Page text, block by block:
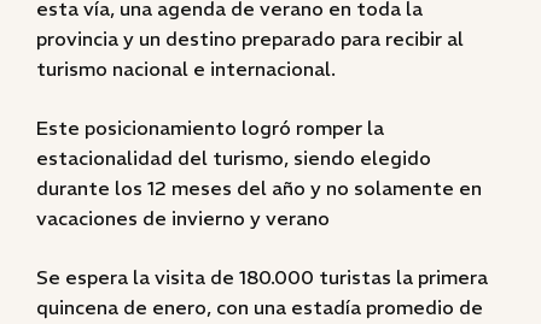
esta vía, una agenda de verano en toda la
provincia y un destino preparado para recibir al
turismo nacional e internacional.
Este posicionamiento logró romper la
estacionalidad del turismo, siendo elegido
durante los 12 meses del año y no solamente en
vacaciones de invierno y verano
Se espera la visita de 180.000 turistas la primera
quincena de enero, con una estadía promedio de